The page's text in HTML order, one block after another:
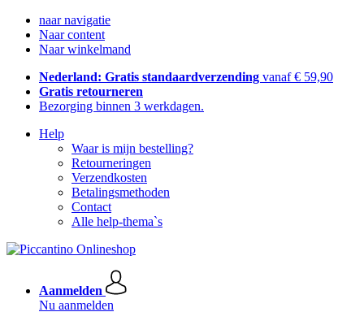
naar navigatie
Naar content
Naar winkelmand
Nederland: Gratis standaardverzending vanaf € 59,90
Gratis retourneren
Bezorging binnen 3 werkdagen.
Help
Waar is mijn bestelling?
Retourneringen
Verzendkosten
Betalingsmethoden
Contact
Alle help-thema`s
Aanmelden
Nu aanmelden